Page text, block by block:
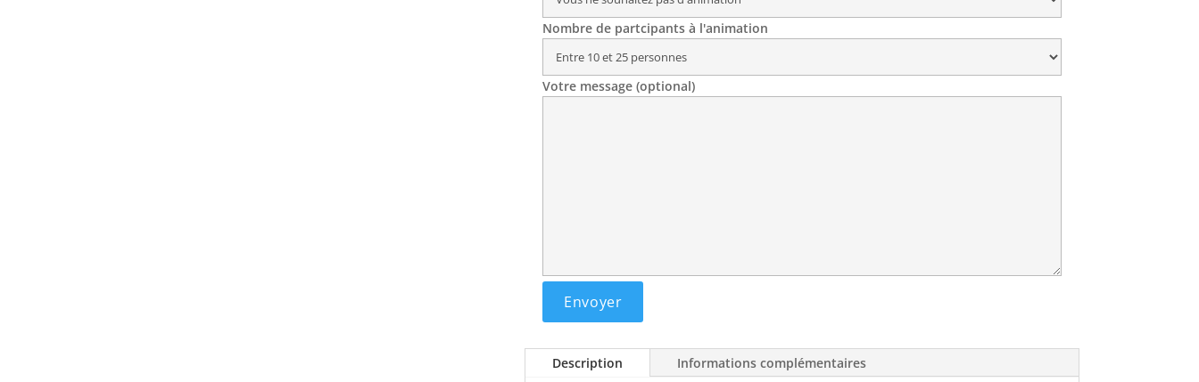
Nombre de partcipants à l'animation
Votre message (optional)
Description Informations complémentaires